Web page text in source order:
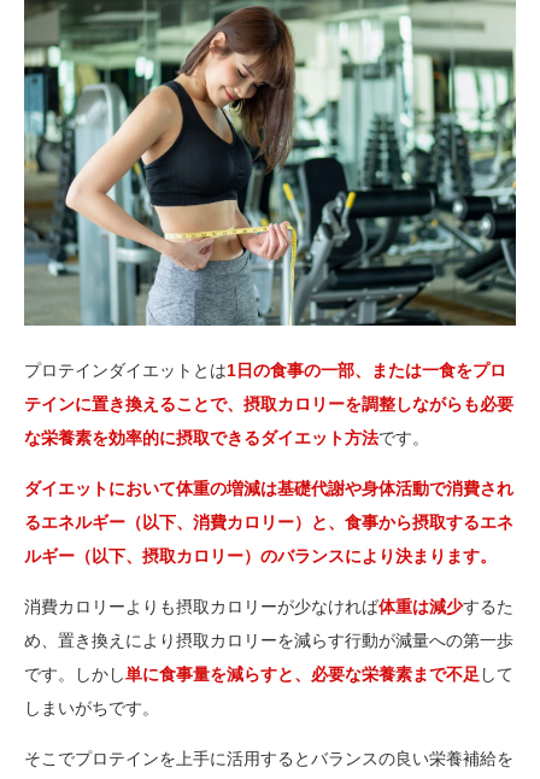
プロテインダイエットとは1日の食事の一部、または一食をプロ
テインに置き換えることで、摂取カロリーを調整しながらも必要
な栄養素を効率的に摂取できるダイエット方法です。
ダイエットにおいて体重の増減は基礎代謝や身体活動で消費され
るエネルギー（以下、消費カロリー）と、食事から摂取するエネ
ルギー（以下、摂取カロリー）のバランスにより決まります。
消費カロリーよりも摂取カロリーが少なければ体重は減少するた
め、置き換えにより摂取カロリーを減らす行動が減量への第一歩
です。しかし単に食事量を減らすと、必要な栄養素まで不足して
しまいがちです。
そこでプロテインを上手に活用するとバランスの良い栄養補給を